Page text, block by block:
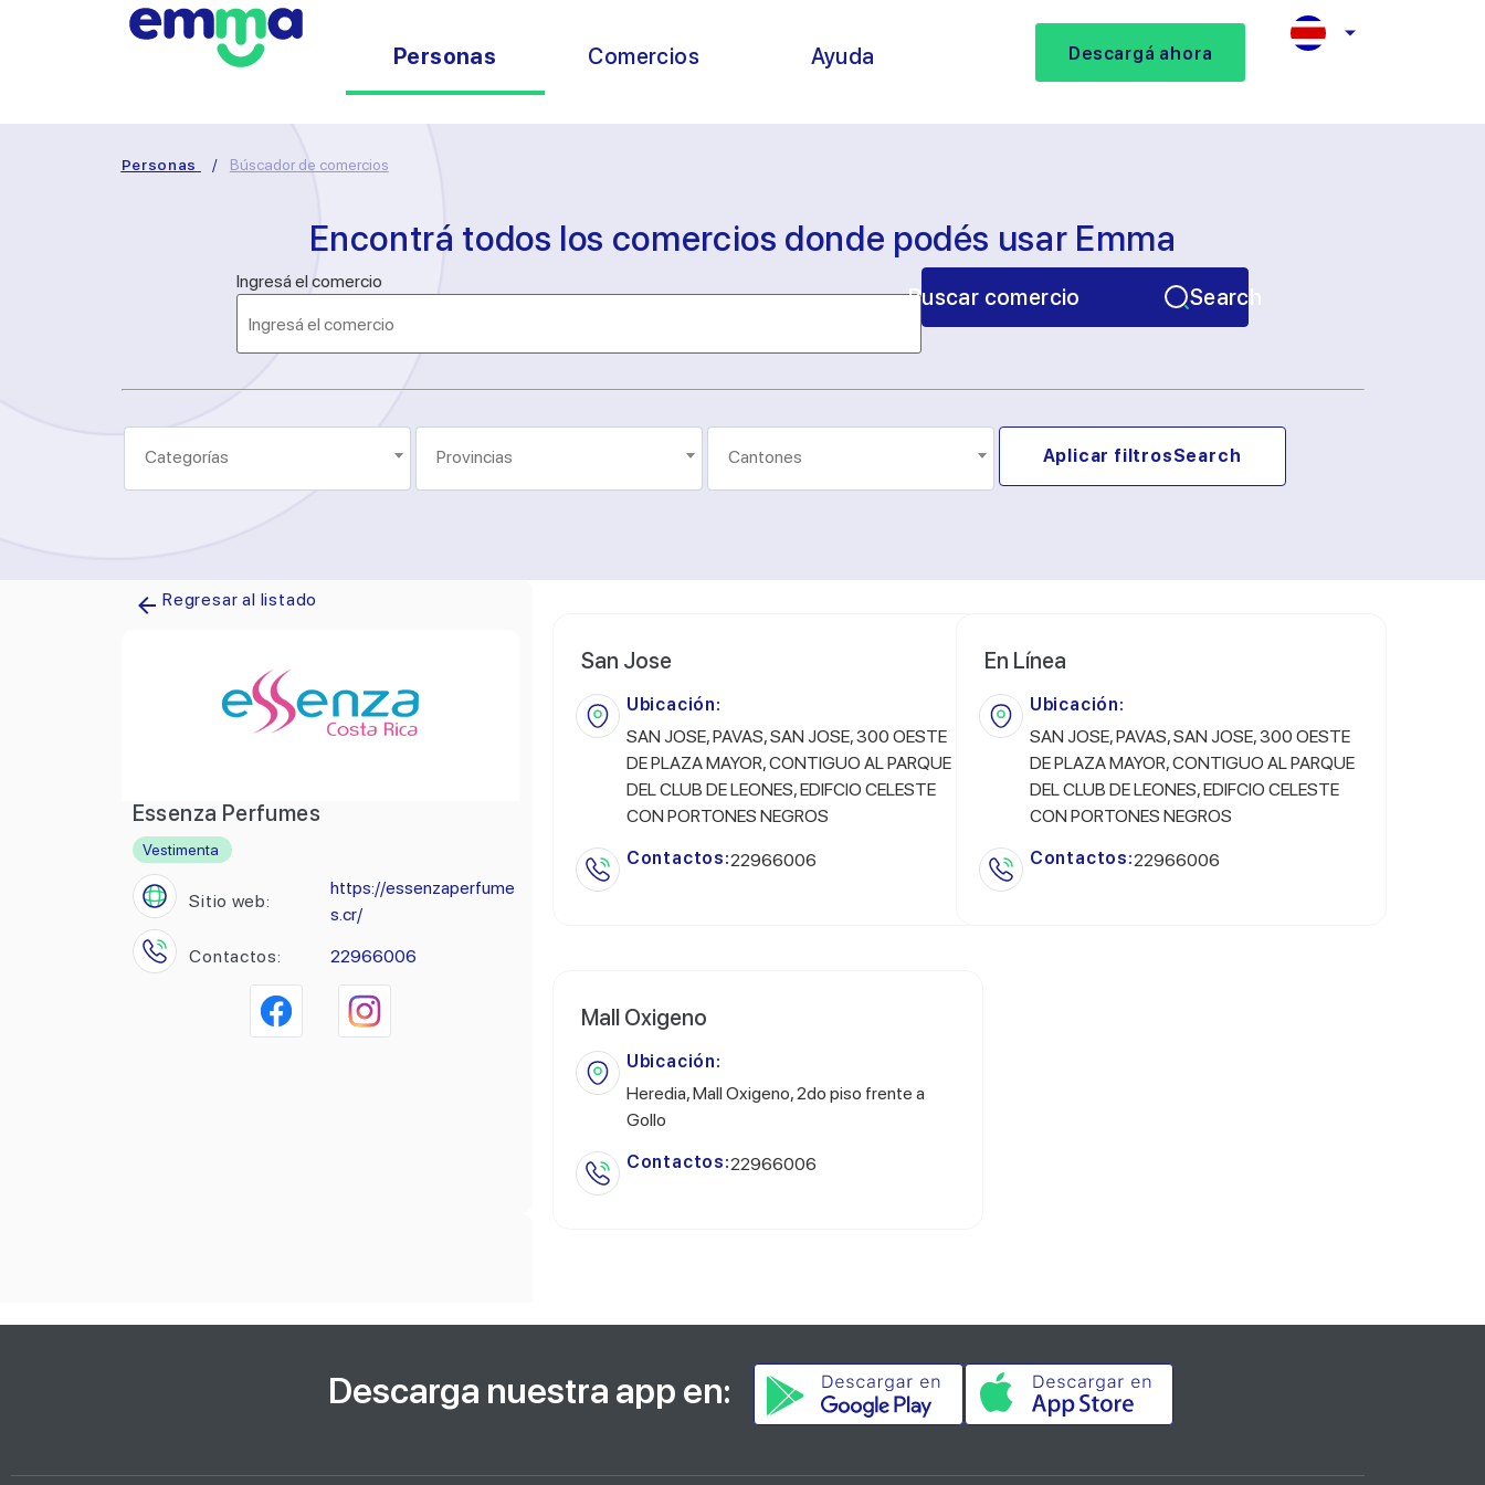
Personas Comercios Ayuda Descargá ahora
Personas / Búscador de comercios
Encontrá todos los comercios donde podés usar Emma
Ingresá el comercio
Buscar comercio Search
Aplicar filtrosSearch
Regresar al listado
Essenza Perfumes
Vestimenta
Sitio web:
https://essenzaperfume
s.cr/
Contactos:
22966006
San Jose
Ubicación:
SAN JOSE, PAVAS, SAN JOSE, 300 OESTE
DE PLAZA MAYOR, CONTIGUO AL PARQUE
DEL CLUB DE LEONES, EDIFCIO CELESTE
CON PORTONES NEGROS
Contactos:22966006
En Línea
Ubicación:
SAN JOSE, PAVAS, SAN JOSE, 300 OESTE
DE PLAZA MAYOR, CONTIGUO AL PARQUE
DEL CLUB DE LEONES, EDIFCIO CELESTE
CON PORTONES NEGROS
Contactos:22966006
Mall Oxigeno
Ubicación:
Heredia, Mall Oxigeno, 2do piso frente a
Gollo
Contactos:22966006
Descarga nuestra app en: